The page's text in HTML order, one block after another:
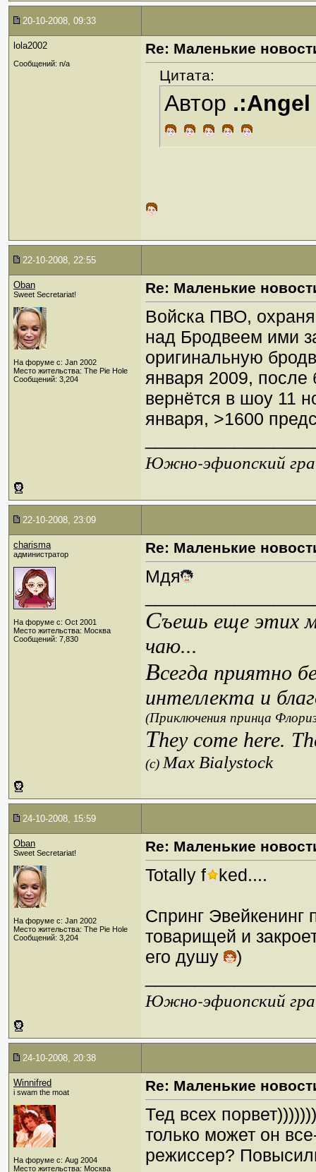
20-10-2008, 09:33
lola2002
Сообщений: n/a
Re: Маленькие
Цитата:
Автор
22-10-2008, 22:55
Oban
Sweet Secretariat!
На форуме с: Jan 2002
Место жительства: The Pie Hole
Сообщений: 3,204
Re: Маленькие
Войска ПВО,
над Бродвеем ими
оригинальную
января 2009, после
вернётся в шоу 11
января, >1600
Южно-эфиопский
22-10-2008, 23:09
charisma
администратор
На форуме с: Oct 2001
Место жительства: Москва
Сообщений: 7,830
Re: Маленькие
Мдя
Съешь еще этих
чаю...
Всегда приятно
интеллекта и
(Приключения принца
They come here.
(c)Max Bialystock
24-10-2008, 15:59
Oban
Sweet Secretariat!
На форуме с: Jan 2002
Место жительства: The Pie Hole
Сообщений: 3,204
Re: Маленькие
Totally f ked....
Спринг Эвейкенинг
товарищей и
его душу
)
Южно-эфиопский
24-10-2008, 20:38
Winnifred
i swam the moat
На форуме с: Aug 2004
Место жительства: Москва
Re: Маленькие
Тед всех порвет)))))))
только может он
режиссер?